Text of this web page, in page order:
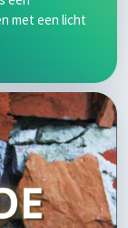
met een licht